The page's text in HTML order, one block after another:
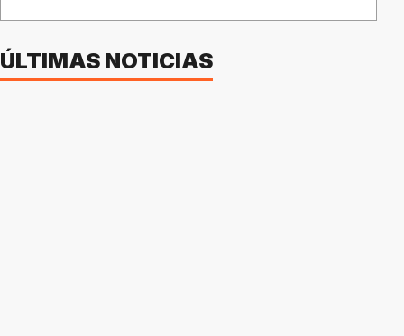
ÚLTIMAS NOTICIAS